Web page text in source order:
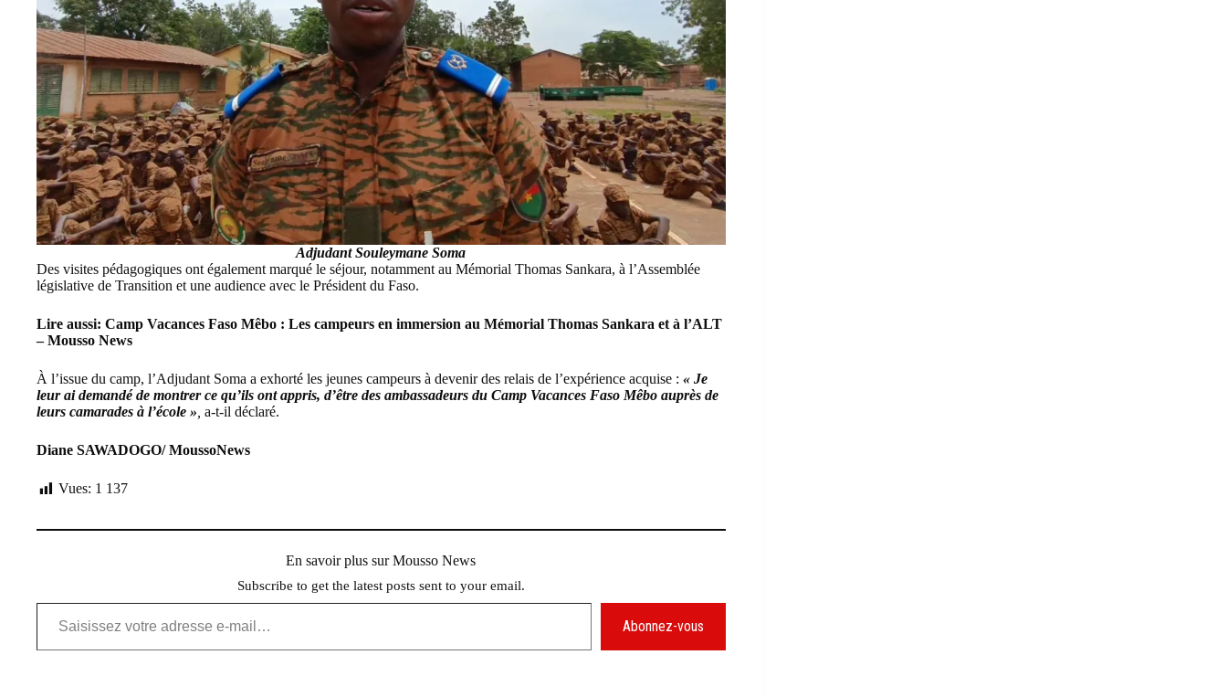
Adjudant Souleymane Soma
Des visites pédagogiques ont également marqué le séjour, notamment au Mémorial Thomas Sankara, à l’Assemblée
législative de Transition et une audience avec le Président du Faso.
Lire aussi: Camp Vacances Faso Mêbo : Les campeurs en immersion au Mémorial Thomas Sankara et à l’ALT
– Mousso News
À l’issue du camp, l’Adjudant Soma a exhorté les jeunes campeurs à devenir des relais de l’expérience acquise : « Je
leur ai demandé de montrer ce qu’ils ont appris, d’être des ambassadeurs du Camp Vacances Faso Mêbo auprès de
leurs camarades à l’école » a-t-il déclaré.
Diane SAWADOGO/ MoussoNews
Vues: 1 137
En savoir plus sur Mousso News
Subscribe to get the latest posts sent to your email.
Saisissez votre adresse e-mail…
Abonnez-vous